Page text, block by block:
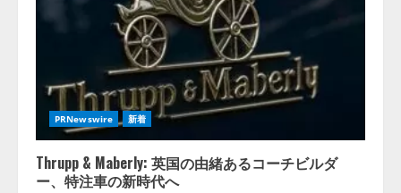
PRNewswire 新着
Thrupp & Maberly: 英国の由緒あるコーチビルダ
ー、特注車の新時代へ